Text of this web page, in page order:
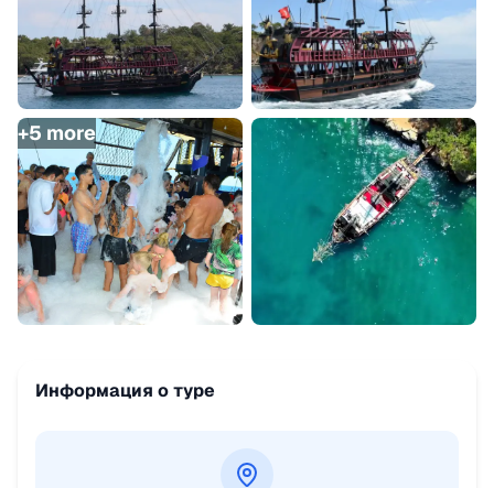
+5 more
Информация о туре